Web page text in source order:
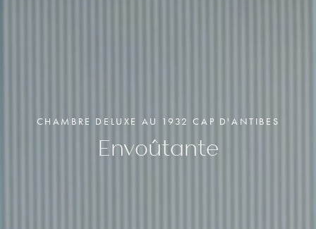
CHAMBRE DELUXE AU 1932 CAP D'ANTIBES
Envoûtante